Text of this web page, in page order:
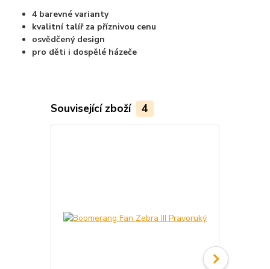
4 barevné varianty
kvalitní talíř za příznivou cenu
osvědčený design
pro děti i dospělé házeče
Související zboží 4